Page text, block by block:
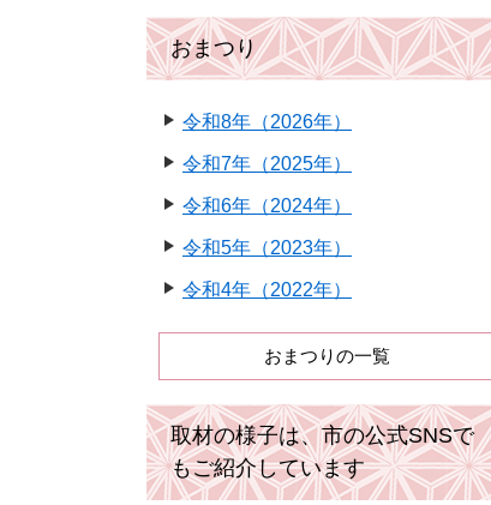
おまつり
令和8年（2026年）
令和7年（2025年）
令和6年（2024年）
令和5年（2023年）
令和4年（2022年）
おまつりの一覧
取材の様子は、市の公式SNSで
もご紹介しています